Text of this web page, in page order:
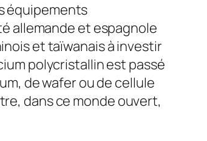
équipements
allemande et espagnole
et taïwanais à investir
polycristallin est passé
de wafer ou de cellule
dans ce monde ouvert,